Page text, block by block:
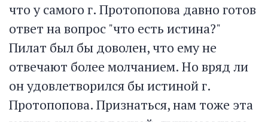
что у самого г. Протопопова давно готов
ответ на вопрос "что есть истина?"
Пилат был бы доволен, что ему не
отвечают более молчанием. Но вряд ли
он удовлетворился бы истиной г.
Протопопова. Признаться, нам тоже эта